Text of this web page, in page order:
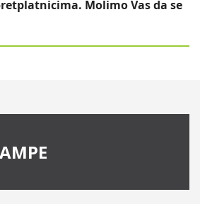
Molimo Vas da se